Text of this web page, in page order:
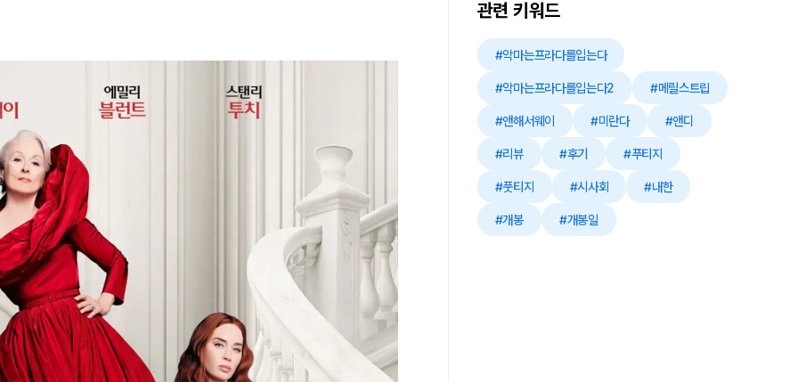
관련 키워드
#악마는프라다를입는다
#악마는프라다를입는다2 #메릴스트립
#앤해서웨이 #미란다 #앤디
#리뷰 #후기 #푸티지
#풋티지 #시사회 #내한
#개봉 #개봉일